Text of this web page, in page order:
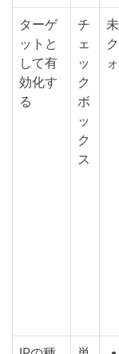
ターゲ
ットと
して有
効化す
る
チ
ェ
ッ
ク
ボ
ッ
ク
ス